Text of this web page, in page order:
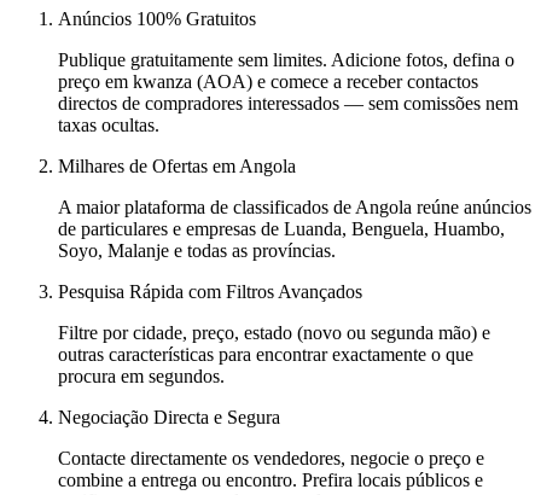
Anúncios 100% Gratuitos
Publique gratuitamente sem limites. Adicione fotos, defina o
preço em kwanza (AOA) e comece a receber contactos
directos de compradores interessados — sem comissões nem
taxas ocultas.
Milhares de Ofertas em Angola
A maior plataforma de classificados de Angola reúne anúncios
de particulares e empresas de Luanda, Benguela, Huambo,
Soyo, Malanje e todas as províncias.
Pesquisa Rápida com Filtros Avançados
Filtre por cidade, preço, estado (novo ou segunda mão) e
outras características para encontrar exactamente o que
procura em segundos.
Negociação Directa e Segura
Contacte directamente os vendedores, negocie o preço e
combine a entrega ou encontro. Prefira locais públicos e